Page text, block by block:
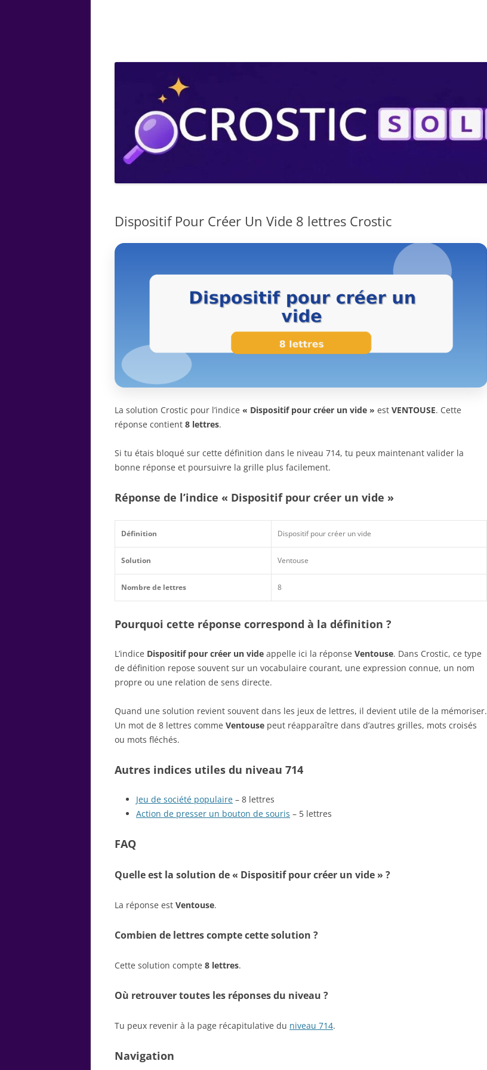
Dispositif Pour Créer Un Vide 8 lettres Crostic
La solution Crostic pour l’indice « Dispositif pour créer un vide » est VENTOUSE. Cette
réponse contient 8 lettres.
Si tu étais bloqué sur cette définition dans le niveau 714, tu peux maintenant valider la
bonne réponse et poursuivre la grille plus facilement.
Réponse de l’indice « Dispositif pour créer un vide »
Définition Dispositif pour créer un vide
Solution Ventouse
Nombre de lettres 8
Pourquoi cette réponse correspond à la définition ?
L’indice Dispositif pour créer un vide appelle ici la réponse Ventouse. Dans Crostic, ce type
de définition repose souvent sur un vocabulaire courant, une expression connue, un nom
propre ou une relation de sens directe.
Quand une solution revient souvent dans les jeux de lettres, il devient utile de la mémoriser.
Un mot de 8 lettres comme Ventouse peut réapparaître dans d’autres grilles, mots croisés
ou mots fléchés.
Autres indices utiles du niveau 714
Jeu de société populaire – 8 lettres
Action de presser un bouton de souris – 5 lettres
FAQ
Quelle est la solution de « Dispositif pour créer un vide » ?
La réponse est Ventouse.
Combien de lettres compte cette solution ?
Cette solution compte 8 lettres.
Où retrouver toutes les réponses du niveau ?
Tu peux revenir à la page récapitulative du niveau 714.
Navigation